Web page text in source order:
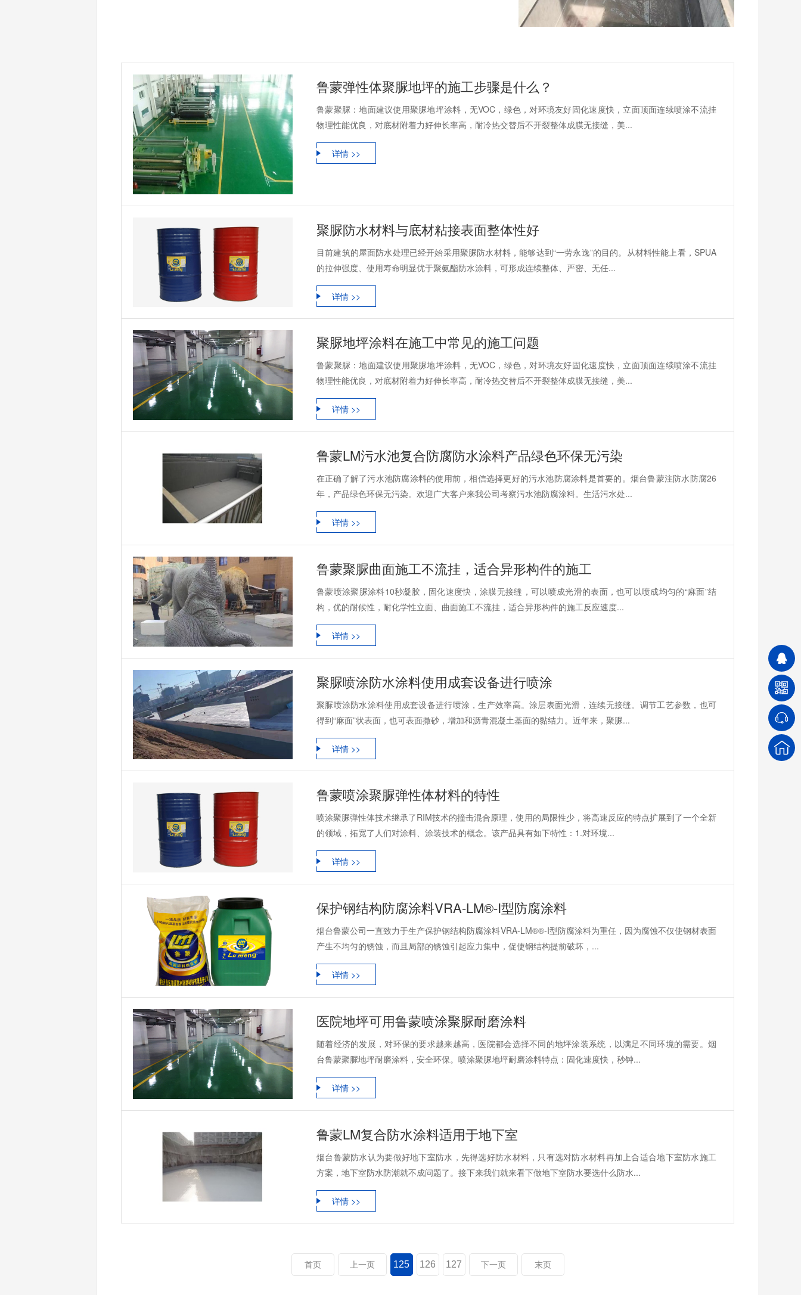
鲁蒙弹性体聚脲地坪的施工步骤是什么？
鲁蒙聚脲：地面建议使用聚脲地坪涂料，无VOC，绿色，对环境友好固化速度快，立面顶面连续喷涂不流挂
物理性能优良，对底材附着力好伸长率高，耐冷热交替后不开裂整体成膜无接缝，美...
详情 >>
聚脲防水材料与底材粘接表面整体性好
目前建筑的屋面防水处理已经开始采用聚脲防水材料，能够达到“一劳永逸”的目的。从材料性能上看，SPUA
的拉伸强度、使用寿命明显优于聚氨酯防水涂料，可形成连续整体、严密、无任...
详情 >>
聚脲地坪涂料在施工中常见的施工问题
鲁蒙聚脲：地面建议使用聚脲地坪涂料，无VOC，绿色，对环境友好固化速度快，立面顶面连续喷涂不流挂
物理性能优良，对底材附着力好伸长率高，耐冷热交替后不开裂整体成膜无接缝，美...
详情 >>
鲁蒙LM污水池复合防腐防水涂料产品绿色环保无污染
在正确了解了污水池防腐涂料的使用前，相信选择更好的污水池防腐涂料是首要的。烟台鲁蒙注防水防腐26
年，产品绿色环保无污染。欢迎广大客户来我公司考察污水池防腐涂料。生活污水处...
详情 >>
鲁蒙聚脲曲面施工不流挂，适合异形构件的施工
鲁蒙喷涂聚脲涂料10秒凝胶，固化速度快，涂膜无接缝，可以喷成光滑的表面，也可以喷成均匀的“麻面”结
构，优的耐候性，耐化学性立面、曲面施工不流挂，适合异形构件的施工反应速度...
详情 >>
聚脲喷涂防水涂料使用成套设备进行喷涂
聚脲喷涂防水涂料使用成套设备进行喷涂，生产效率高。涂层表面光滑，连续无接缝。调节工艺参数，也可
得到“麻面”状表面，也可表面撒砂，增加和沥青混凝土基面的黏结力。近年来，聚脲...
详情 >>
鲁蒙喷涂聚脲弹性体材料的特性
喷涂聚脲弹性体技术继承了RIM技术的撞击混合原理，使用的局限性少，将高速反应的特点扩展到了一个全新
的领域，拓宽了人们对涂料、涂装技术的概念。该产品具有如下特性：1.对环境...
详情 >>
保护钢结构防腐涂料VRA-LM®-I型防腐涂料
烟台鲁蒙公司一直致力于生产保护钢结构防腐涂料VRA-LM®®-I型防腐涂料为重任，因为腐蚀不仅使钢材表面
产生不均匀的锈蚀，而且局部的锈蚀引起应力集中，促使钢结构提前破坏，...
详情 >>
医院地坪可用鲁蒙喷涂聚脲耐磨涂料
随着经济的发展，对环保的要求越来越高，医院都会选择不同的地坪涂装系统，以满足不同环境的需要。烟
台鲁蒙聚脲地坪耐磨涂料，安全环保。喷涂聚脲地坪耐磨涂料特点：固化速度快，秒钟...
详情 >>
鲁蒙LM复合防水涂料适用于地下室
烟台鲁蒙防水认为要做好地下室防水，先得选好防水材料，只有选对防水材料再加上合适合地下室防水施工
方案，地下室防水防潮就不成问题了。接下来我们就来看下做地下室防水要选什么防水...
详情 >>
首页 上一页 125 126 127 下一页 末页